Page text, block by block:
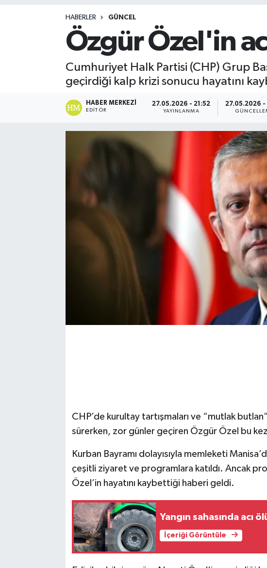
HABERLER GÜNCEL
Özgür Özel'in
Cumhuriyet Halk Partisi (CHP) Grup
geçirdiği kalp krizi sonucu hayatını
HABER MERKEZI
EDITÖR
27.05.2026 - 21:52
YAYINLANMA
27.05.2026 -
CHP’de kurultay tartışmaları ve “mutlak
sürerken, zor günler geçiren Özgür Özel bu kez
Kurban Bayramı dolayısıyla memleketi
çeşitli ziyaret ve programlara katıldı. Ancak
Özel’in hayatını kaybettiği haberi geldi.
Yangın sahasında acı
İçeriği Görüntüle